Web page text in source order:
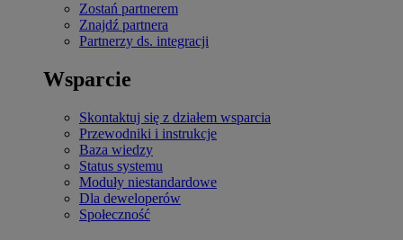
Zostań partnerem
Znajdź partnera
Partnerzy ds. integracji
Wsparcie
Skontaktuj się z działem wsparcia
Przewodniki i instrukcje
Baza wiedzy
Status systemu
Moduły niestandardowe
Dla deweloperów
Społeczność